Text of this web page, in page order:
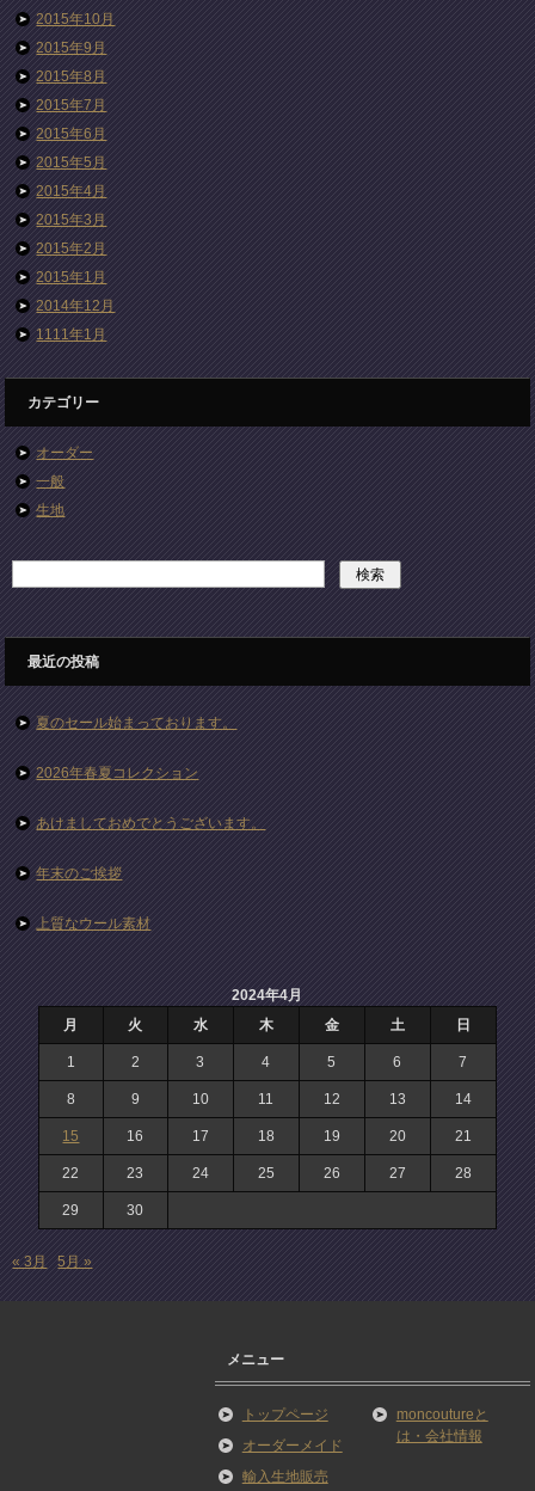
2015年10月
2015年9月
2015年8月
2015年7月
2015年6月
2015年5月
2015年4月
2015年3月
2015年2月
2015年1月
2014年12月
1111年1月
カテゴリー
オーダー
一般
生地
最近の投稿
夏のセール始まっております。
2026年春夏コレクション
あけましておめでとうございます。
年末のご挨拶
上質なウール素材
2024年4月
月
火 水 木 金 土 日
1 2 3 4 5 6 7
8 9 10 11 12 13 14
15 16 17 18 19 20 21
22 23 24 25 26 27 28
29 30
« 3月 5月 »
メニュー
トップページ
オーダーメイド
輸入生地販売
moncoutureと
は・会社情報